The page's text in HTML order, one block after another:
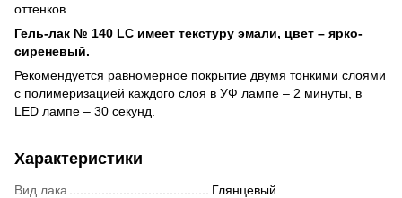
оттенков.
Гель-лак № 140 LC имеет текстуру эмали, цвет – ярко-
сиреневый.
Рекомендуется равномерное покрытие двумя тонкими слоями
с полимеризацией каждого слоя в УФ лампе – 2 минуты, в
LED лампе – 30 секунд.
Характеристики
Вид лака Глянцевый